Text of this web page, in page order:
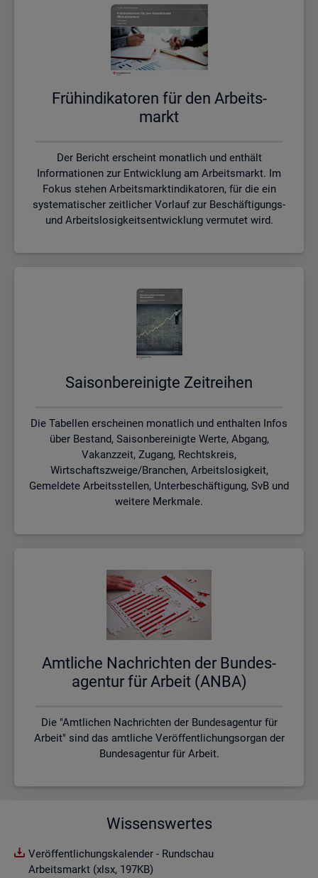
Früh­in­di­ka­to­ren für den Ar­beits­
markt
Der Bericht erscheint monatlich und enthält
Informationen zur Entwicklung am Arbeitsmarkt. Im
Fokus stehen Arbeitsmarktindikatoren, für die ein
systematischer zeitlicher Vorlauf zur Beschäftigungs-
und Arbeitslosigkeitsentwicklung vermutet wird.
Sai­son­be­rei­nig­te Zeit­rei­hen
Die Tabellen erscheinen monatlich und enthalten Infos
über Bestand, Saisonbereinigte Werte, Abgang,
Vakanzzeit, Zugang, Rechtskreis,
Wirtschaftszweige/Branchen, Arbeitslosigkeit,
Gemeldete Arbeitsstellen, Unterbeschäftigung, SvB und
weitere Merkmale.
Amt­li­che Nach­rich­ten der Bun­des­
agen­tur für Ar­beit (ANBA)
Die "Amtlichen Nachrichten der Bundesagentur für
Arbeit" sind das amtliche Veröffentlichungsorgan der
Bundesagentur für Arbeit.
Wissenswertes
Veröffentlichungskalender - Rundschau
Arbeitsmarkt (xlsx, 197KB)